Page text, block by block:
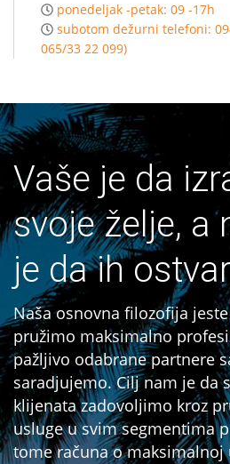
ponedeljak -petak: 09 -17h
subotom dežurni telefoni:
065/33 22 099)
Vaše je da
svoje želje, a
je da ih
Naša osnovna filozofija
pružimo maksimalno
pažljivo odabrane partnere
saradjujemo. Cilj nam je da
klijenata zadovoljimo kroz
usluge u svim segmentima
tome računa o